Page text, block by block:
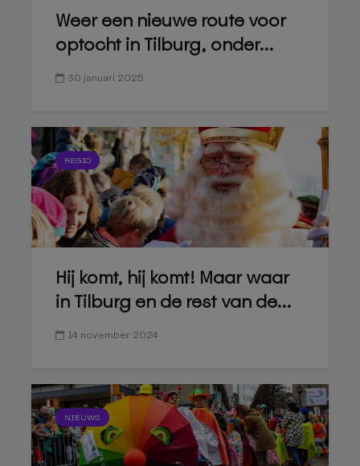
Weer een nieuwe route voor
optocht in Tilburg, onder...
30 januari 2025
REGIO
Hij komt, hij komt! Maar waar
in Tilburg en de rest van de...
14 november 2024
NIEUWS